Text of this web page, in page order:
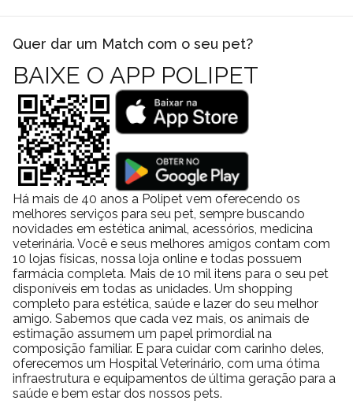
Quer dar um Match com o seu pet?
BAIXE O APP POLIPET
Há mais de 40 anos a Polipet vem oferecendo os
melhores serviços para seu pet, sempre buscando
novidades em estética animal, acessórios, medicina
veterinária. Você e seus melhores amigos contam com
10 lojas físicas, nossa loja online e todas possuem
farmácia completa. Mais de 10 mil itens para o seu pet
disponíveis em todas as unidades. Um shopping
completo para estética, saúde e lazer do seu melhor
amigo. Sabemos que cada vez mais, os animais de
estimação assumem um papel primordial na
composição familiar. E para cuidar com carinho deles,
oferecemos um Hospital Veterinário, com uma ótima
infraestrutura e equipamentos de última geração para a
saúde e bem estar dos nossos pets.